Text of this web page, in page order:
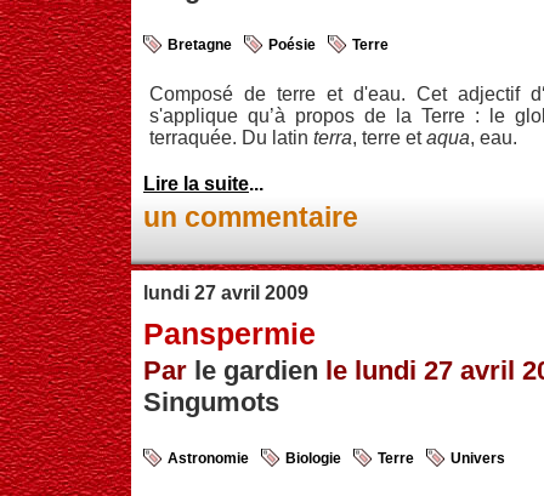
Bretagne Poésie Terre
Composé de terre et d'eau. Cet adjectif
s'applique qu’à propos de la Terre : le
terraquée. Du latin terra, terre etaqua, eau.
Lire la suite...
un commentaire
lundi 27 avril 2009
Panspermie
Par le gardien le lundi 27 avril
Singumots
Astronomie Biologie Terre Univers